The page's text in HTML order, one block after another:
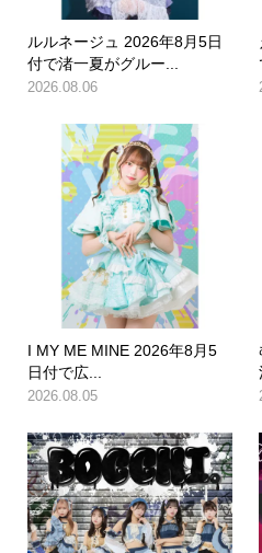
ルルネージュ 2026年8月5日
付で渚一夏がグルー...
2026.08.06
I MY ME MINE 2026年8月5
日付で広...
2026.08.05